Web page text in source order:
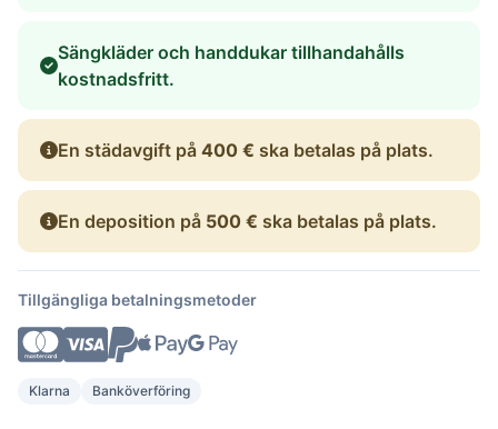
Sängkläder och handdukar tillhandahålls
kostnadsfritt.
En städavgift på 400 € ska betalas på plats.
En deposition på 500 € ska betalas på plats.
Tillgängliga betalningsmetoder
Klarna Banköverföring